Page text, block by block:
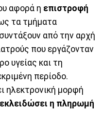
αφορά η επιστροφή
τα τμήματα
από την αρχή
που εργάζονταν
υγείας και τη
περίοδο.
ηλεκτρονική μορφή
η πληρωμή